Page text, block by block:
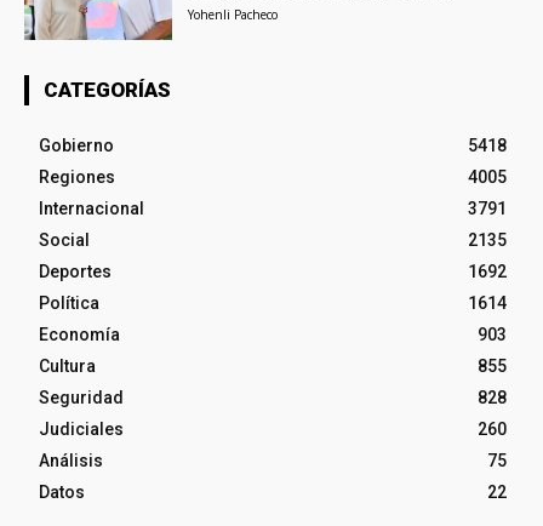
Yohenli Pacheco
CATEGORÍAS
Gobierno
5418
Regiones
4005
Internacional
3791
Social
2135
Deportes
1692
Política
1614
Economía
903
Cultura
855
Seguridad
828
Judiciales
260
Análisis
75
Datos
22